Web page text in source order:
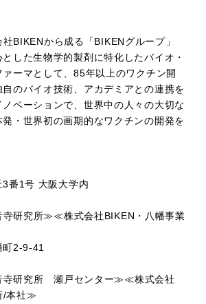
BIKENから成る「BIKENグループ」
した生物学的製剤に特化したバイオ・
ーマとして、85年以上のワクチン開
のバイオ技術、アカデミアとの連携を
ベーションで、世界中の人々の大切な
・世界初の画期的なワクチンの開発を
番1号 大阪大学内
研究所≫≪株式会社BIKEN・八幡事業
町2-9-41
寺研究所 瀬戸センター≫≪株式会社
/本社≫